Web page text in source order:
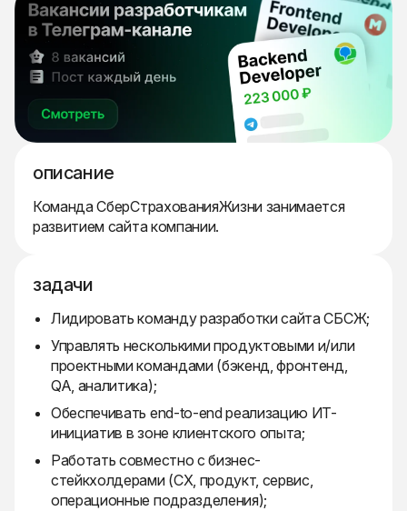
описание
Команда СберСтрахованияЖизни занимается
развитием сайта компании.
задачи
Лидировать команду разработки сайта СБСЖ;
Управлять несколькими продуктовыми и/или
проектными командами (бэкенд, фронтенд,
QA, аналитика);
Обеспечивать end-to-end реализацию ИТ-
инициатив в зоне клиентского опыта;
Работать совместно с бизнес-
стейкхолдерами (CX, продукт, сервис,
операционные подразделения);